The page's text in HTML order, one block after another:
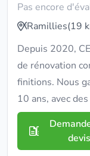
Pas encore
Ramillies(19
Depuis 2020,
de rénovation
finitions. Nous
10 ans, avec
devis